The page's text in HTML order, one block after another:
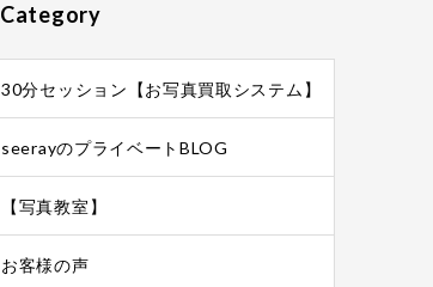
Category
30分セッション【お写真買取システム】
seerayのプライベートBLOG
【写真教室】
お客様の声